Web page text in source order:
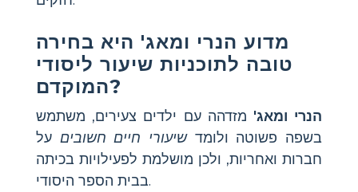
מדוע הנרי ומאג' היא בחירה
טובה לתוכניות שיעור ליסודי
המוקדם?
הנרי ומאג' מזדהה עם ילדים צעירים, משתמש
בשפה פשוטה ולומדשיעורי חיים חשובים על
חברות ואחריות, ולכן מושלמת לפעילויות בכיתה
בבית הספר היסודי.